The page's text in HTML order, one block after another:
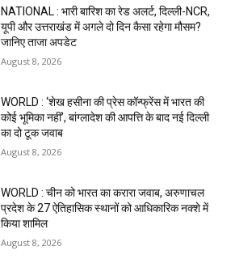
NATIONAL : भारी बारिश का रेड अलर्ट, दिल्ली-NCR,
यूपी और उत्तराखंड में अगले दो दिन कैसा रहेगा मौसम?
जानिए ताजा अपडेट
August 8, 2026
WORLD : ‘शेख हसीना की प्रेस कॉन्फ्रेंस में भारत की
कोई भूमिका नहीं’, बांग्लादेश की आपत्ति के बाद नई दिल्ली
का दो टूक जवाब
August 8, 2026
WORLD : चीन को भारत का करारा जवाब, अरुणाचल
प्रदेश के 27 ऐतिहासिक स्थानों को आधिकारिक नक्शे में
किया शामिल
August 8, 2026